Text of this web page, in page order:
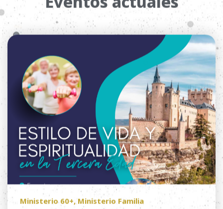
Ministerio 60+,Ministerio Familia
Encuentro 60+ NACIONAL